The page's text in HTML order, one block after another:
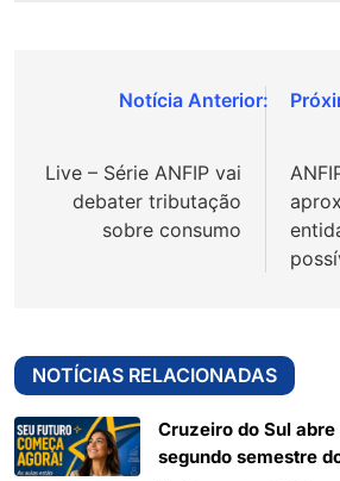
Navegação
Post
Live – Série ANFIP vai
debater tributação
sobre consumo
NOTÍCIAS RELACIONADAS
Cruzeiro do Sul
segundo semestre